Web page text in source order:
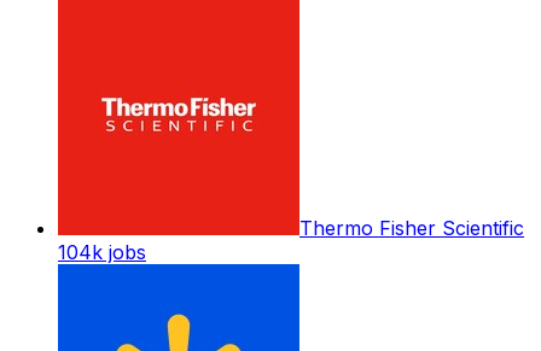
Thermo Fisher Scientific
104k jobs